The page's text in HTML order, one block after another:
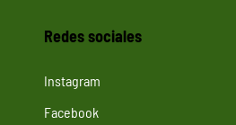
Redes sociales
Instagram
Facebook